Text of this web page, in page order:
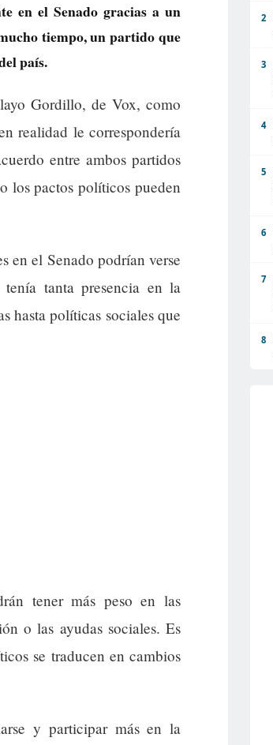
en el Senado gracias a un
tiempo, un partido que
país.
Gordillo, de Vox, como
realidad le correspondería
entre ambos partidos
los pactos políticos pueden
en el Senado podrían verse
tanta presencia en la
hasta políticas sociales que
tener más peso en las
o las ayudas sociales. Es
se traducen en cambios
y participar más en la
2
3
4
5
6
7
8